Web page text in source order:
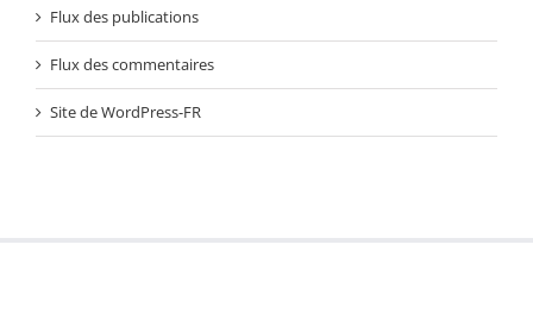
Flux des publications
Flux des commentaires
Site de WordPress-FR